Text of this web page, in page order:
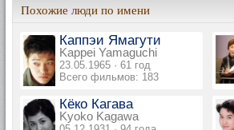
Похожие люди по имени
Каппэи Ямагути
Kappei Yamaguchi
23.05.1965 · 61 год
Всего фильмов: 183
Кёко Кагава
Kyoko Kagawa